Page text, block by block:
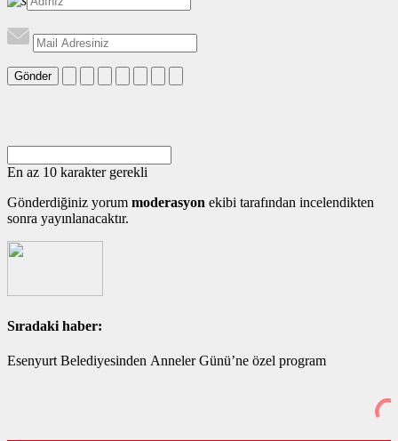
Gönder
En az 10 karakter gerekli
Gönderdiğiniz yorum moderasyon ekibi tarafından incelendikten
sonra yayınlanacaktır.
Sıradaki haber:
Esenyurt Belediyesinden Anneler Günü’ne özel program